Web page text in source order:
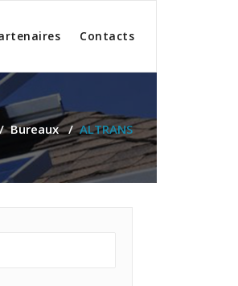
Contacts
Bureaux/ALTRANS